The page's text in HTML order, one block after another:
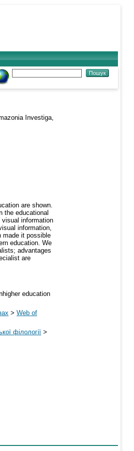
Investiga,
are shown.
the educational
information
information,
made it possible
education. We
advantages
are
education
> Web of
філології >